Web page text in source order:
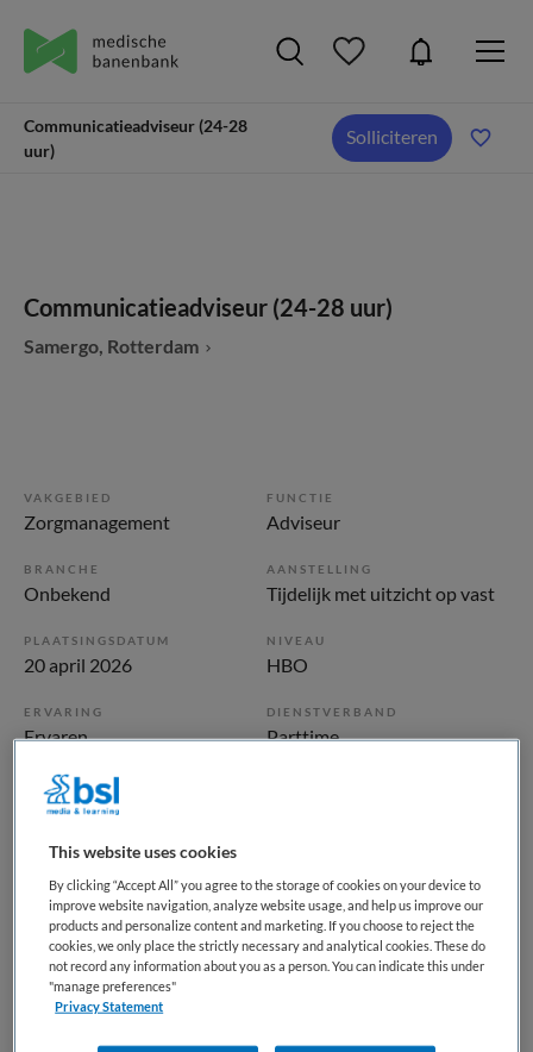
Communicatieadviseur (24-28
uur)
Solliciteren
Communicatieadviseur (24-28 uur)
Samergo, Rotterdam
VAKGEBIED
Zorgmanagement
FUNCTIE
Adviseur
BRANCHE
Onbekend
AANSTELLING
Tijdelijk met uitzicht op vast
PLAATSINGSDATUM
20 april 2026
NIVEAU
HBO
ERVARING
Ervaren
DIENSTVERBAND
Parttime
Vacature niet beschikbaar
Deze vacature Communicatieadviseur (24-28 uur) bij
Samergo is niet meer actueel. Hieronder staan enkele
vergelijkbare vacatures die voor u wellicht interessant zijn.
This website uses cookies
By clicking “Accept All” you agree to the storage of cookies on your device to
improve website navigation, analyze website usage, and help us improve our
products and personalize content and marketing. If you choose to reject the
cookies, we only place the strictly necessary and analytical cookies. These do
not record any information about you as a person. You can indicate this under
"manage preferences"
Privacy Statement